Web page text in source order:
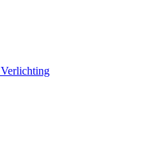
Verlichting